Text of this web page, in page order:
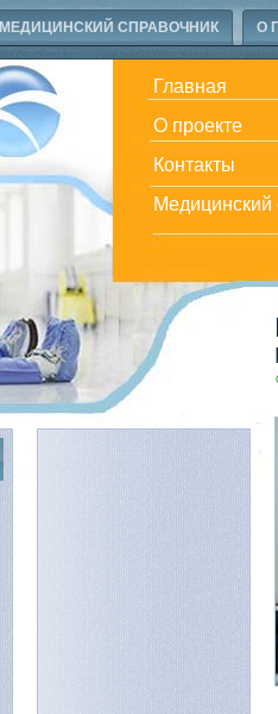
МЕДИЦИНСКИЙ СПРАВОЧНИК О
Главная
О проекте
Контакты
Медицинский